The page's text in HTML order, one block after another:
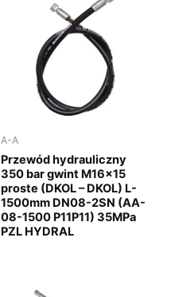
A-A
Przewód hydrauliczny
350 bar gwint M16x15
proste (DKOL – DKOL) L-
1500mm DN08-2SN (AA-
08-1500 P11P11) 35MPa
PZL HYDRAL